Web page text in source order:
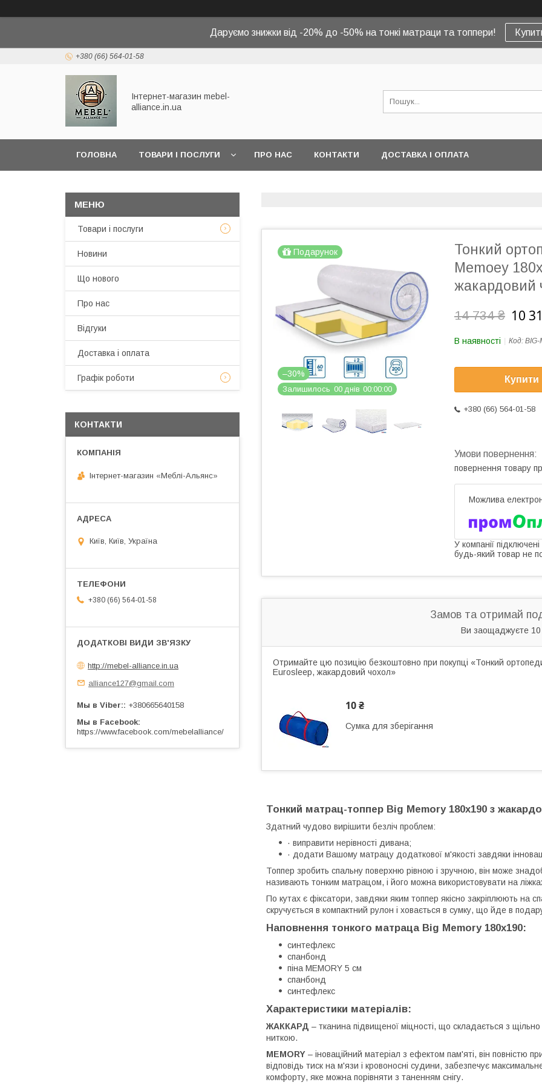
Даруємо знижки від -20% до -50% на тонкі матраци та топпери!
+380 (66) 564-01-58
Інтернет-магазин mebel-
alliance.in.ua
ГОЛОВНА ТОВАРИ І ПОСЛУГИ ПРО НАС КОНТАКТИ ДОСТАВКА І ОПЛАТА
Подарунок
–30%
Залишилось 00 днів 00 00 00
Тонкий
Memoey
жакардовий
14 734 ₴ 10
В наявності Код: BIG-
Купити
+380 (66) 564-01-58
повернення товару
У компанії
будь-який товар не
Замов та отримай
Ви заощаджуєте
Отримайте цю позицію безкоштовно при покупці «Тонкий
Eurosleep, жакардовий чохол»
10 ₴
Сумка для зберігання
Тонкий матрац-топпер Big Memory 180x190 з
Здатний чудово вирішити безліч проблем:
· виправити нерівності дивана;
· додати Вашому матрацу додаткової м'якості завдяки
Топпер зробить спальну поверхню рівною і зручною, він може
називають тонким матрацом, і його можна використовувати на
По кутах є фіксатори, завдяки яким топпер якісно закріплюють на
скручується в компактний рулон і ховається в сумку, що йде в
Наповнення тонкого матраца Big Memory 180x190:
синтефлекс
спанбонд
піна MEMORY 5 см
спанбонд
синтефлекс
Характеристики матеріалів:
ЖАККАРД – тканина підвищеної міцності, що складається з
ниткою.
MEMORY – іноваційний матеріал з ефектом пам'яті, він повністю
відповідь тиск на м'язи і кровоносні судини, забезпечує
комфорту, яке можна порівняти з таненням снігу.
Товари і послуги
Новини
Що нового
Про нас
Відгуки
Доставка і оплата
Графік роботи
КОНТАКТИ
Інтернет-магазин «Меблі-Альянс»
Київ, Київ, Україна
+380 (66) 564-01-58
http://mebel-alliance.in.ua
alliance127@gmail.com
Мы в Viber:
+380665640158
Мы в Facebook
https://www.facebook.com/mebelalliance/